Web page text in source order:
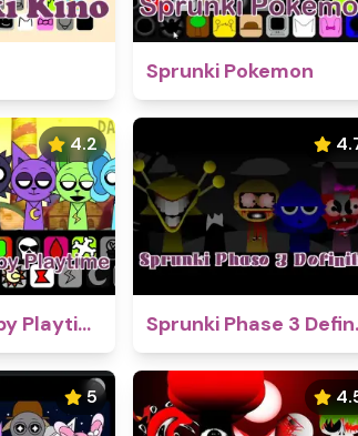
Sprunki Pokemon
4.2
Sprunki Poppy Playtime
5